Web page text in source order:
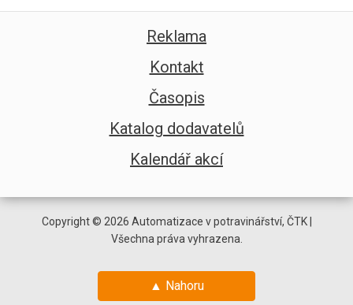
Reklama
Kontakt
Časopis
Katalog dodavatelů
Kalendář akcí
Copyright © 2026 Automatizace v potravinářství, ČTK |
Všechna práva vyhrazena.
▲ Nahoru